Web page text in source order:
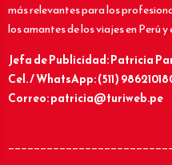
más relevantes para los
los amantes de los viajes en Perú y
Jefa de Publicidad: Patricia
Cel. / WhatsApp: (511)
Correo: patricia@turiweb.pe